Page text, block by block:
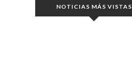
NOTICIAS MÁS VISTAS